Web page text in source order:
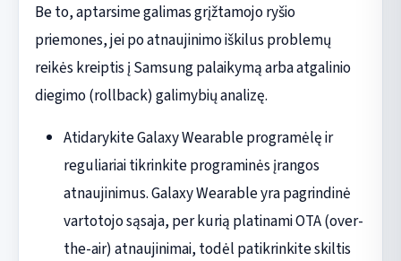
Be to, aptarsime galimas grįžtamojo ryšio
priemones, jei po atnaujinimo iškilus problemų
reikės kreiptis į Samsung palaikymą arba atgalinio
diegimo (rollback) galimybių analizę.
Atidarykite Galaxy Wearable programėlę ir
reguliariai tikrinkite programinės įrangos
atnaujinimus. Galaxy Wearable yra pagrindinė
vartotojo sąsaja, per kurią platinami OTA (over-
the-air) atnaujinimai, todėl patikrinkite skiltis